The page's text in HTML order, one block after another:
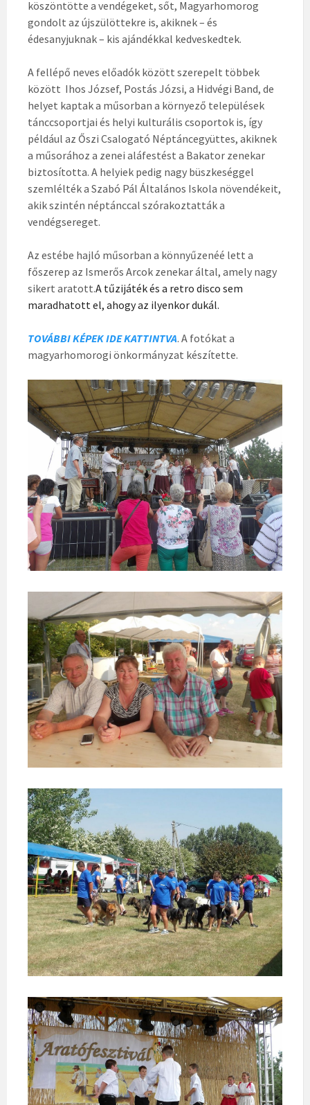
köszöntötte a vendégeket, sőt, Magyarhomorog
gondolt az újszülöttekre is, akiknek – és
édesanyjuknak – kis ajándékkal kedveskedtek.
A fellépő neves előadók között szerepelt többek
között Ihos József, Postás Józsi, a Hidvégi Band, de
helyet kaptak a műsorban a környező települések
tánccsoportjai és helyi kulturális csoportok is, így
például az Őszi Csalogató Néptáncegyüttes, akiknek
a műsorához a zenei aláfestést a Bakator zenekar
biztosította. A helyiek pedig nagy büszkeséggel
szemlélték a Szabó Pál Általános Iskola növendékeit,
akik szintén néptánccal szórakoztatták a
vendégsereget.
Az estébe hajló műsorban a könnyűzenéé lett a
főszerep az Ismerős Arcok zenekar által, amely nagy
sikert aratott.A tűzijáték és a retro disco sem
maradhatott el, ahogy az ilyenkor dukál.
TOVÁBBI KÉPEK IDE KATTINTVA. A fotókat a
magyarhomorogi önkormányzat készítette.